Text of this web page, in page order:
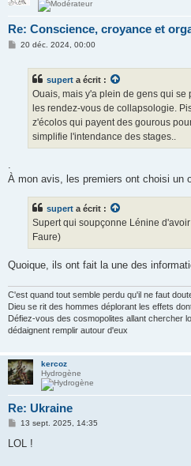
Re: Conscience, croyance et
M20 déc. 2024, 00:00
supert a écrit :
Ouais, mais y'a plein de gens qui se
les rendez-vous de collapsologie.
z'écolos qui payent des gourous
simplifie l'intendance des stages..
.
À mon avis, les premiers ont choisi un
supert a écrit :
Supert qui soupçonne Lénine
Faure)
Quoique, ils ont fait la une des
C'est quand tout semble perdu qu'il ne faut
Dieu se rit des hommes déplorant les effets
Défiez-vous des cosmopolites allant chercher
dédaignent remplir autour d'eux
kercoz
Hydrogène
Re: Ukraine
M
s
13 sept. 2025, 14:35
LOL !